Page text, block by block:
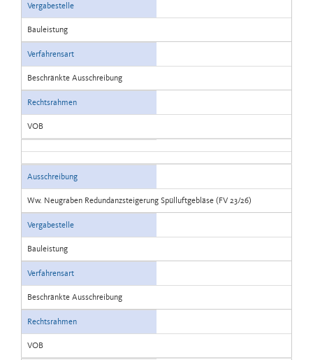
Vergabestelle
Bauleistung
Verfahrensart
Beschränkte Ausschreibung
Rechtsrahmen
VOB
Ausschreibung
Ww. Neugraben Redundanzsteigerung Spülluftgebläse (FV 23/26)
Vergabestelle
Bauleistung
Verfahrensart
Beschränkte Ausschreibung
Rechtsrahmen
VOB